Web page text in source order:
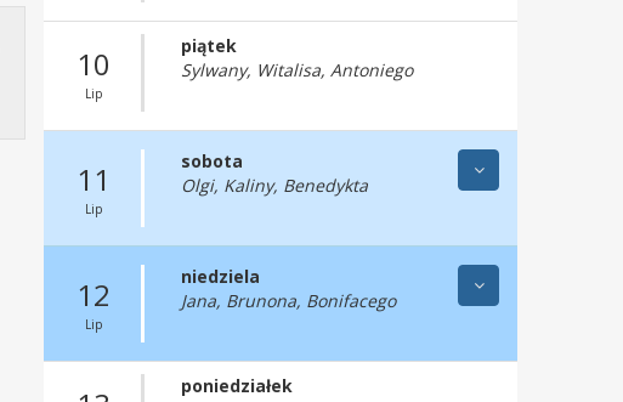
10
Lip
piątek
Sylwany, Witalisa, Antoniego
11
Lip
sobota
Olgi, Kaliny, Benedykta
12
Lip
niedziela
Jana, Brunona, Bonifacego
poniedziałek